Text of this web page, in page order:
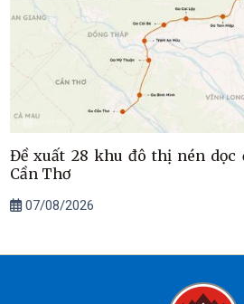
Đề xuất 28 khu đô thị nén dọc
Cần Thơ
07/08/2026